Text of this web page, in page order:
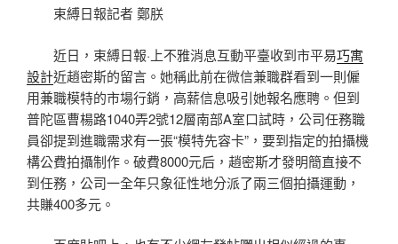
束縛日報記者 鄭朕
近日，束縛日報·上不雅消息互動平臺收到市平易巧寓
設計近趙密斯的留言。她稱此前在微信兼職群看到一則僱
用兼職模特的市場行銷，高薪信息吸引她報名應聘。但到
普陀區曹楊路1040弄2號12層南部A室口試時，公司任務職
員卻提到進職需求有一張“模特先容卡”，要到指定的拍攝機
構公費拍攝制作。破費8000元后，趙密斯才發明簡直接不
到任務，公司一全年只象征性地分派了兩三個拍攝運動，
共賺400多元。